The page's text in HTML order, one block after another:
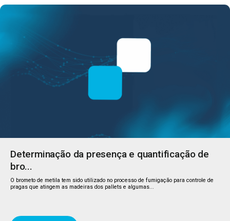
Determinação da presença e quantificação de
bro...
O brometo de metila tem sido utilizado no processo de fumigação para controle de
pragas que atingem as madeiras dos pallets e algumas...